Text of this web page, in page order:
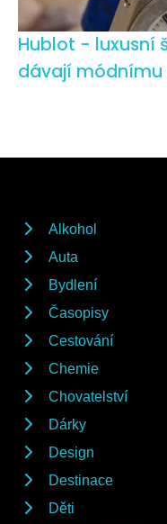
Hublot - luxusní
dávají módnímu
Alkohol
Auta
Bydlení
Časopisy
Cestování
Chemie
Chovatelství
Dárky
Design
Destinace
Děti